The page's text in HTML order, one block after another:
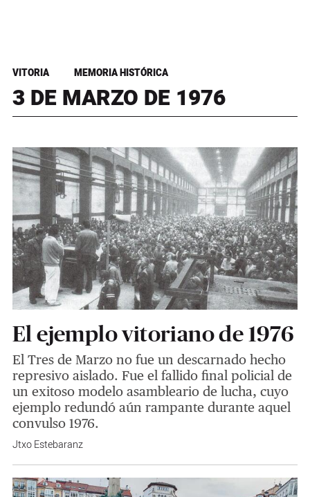
VITORIA MEMORIA HISTÓRICA
3 DE MARZO DE 1976
El ejemplo vitoriano de 1976
El Tres de Marzo no fue un descarnado hecho
represivo aislado. Fue el fallido final policial de
un exitoso modelo asambleario de lucha, cuyo
ejemplo redundó aún rampante durante aquel
convulso 1976.
Jtxo Estebaranz